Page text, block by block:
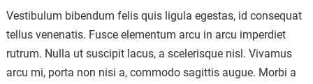
Vestibulum bibendum felis quis ligula egestas, id consequat
tellus venenatis. Fusce elementum arcu in arcu imperdiet
rutrum. Nulla ut suscipit lacus, a scelerisque nisl. Vivamus
arcu mi, porta non nisi a, commodo sagittis augue. Morbi a